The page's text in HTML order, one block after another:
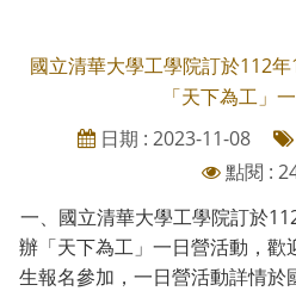
國立清華大學工學院訂於112
「天下為工」
日期 : 2023-11-08
點閱 :
一、國立清華大學工學院訂於
辦「天下為工」一日營活動，歡
生報名參加，一日營活動詳情於